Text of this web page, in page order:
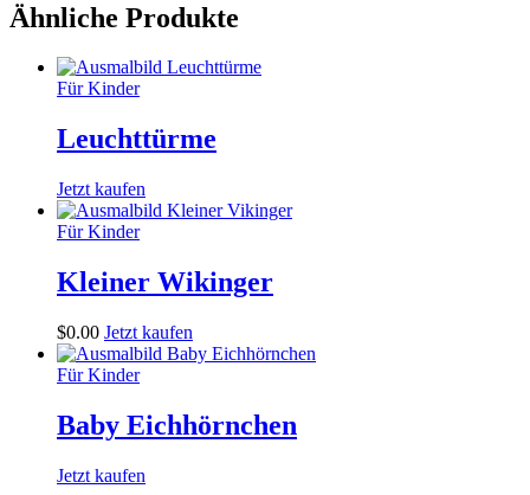
Ähnliche Produkte
Für Kinder
Leuchttürme
Jetzt kaufen
Für Kinder
Kleiner Wikinger
$0.00 Jetzt kaufen
Für Kinder
Baby Eichhörnchen
Jetzt kaufen